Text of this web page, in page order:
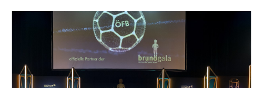
RECYCLEMICH-INITIATIVE
VIER HOCH VIER
HANNERSBERG